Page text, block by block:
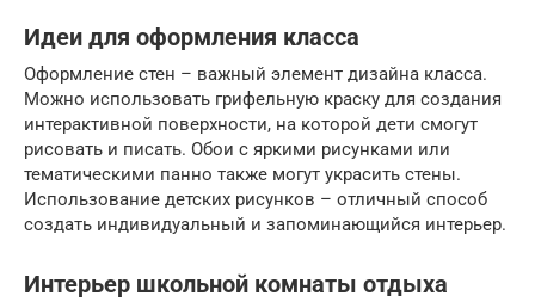
Идеи для оформления класса
Оформление стен – важный элемент дизайна класса.
Можно использовать грифельную краску для создания
интерактивной поверхности, на которой дети смогут
рисовать и писать. Обои с яркими рисунками или
тематическими панно также могут украсить стены.
Использование детских рисунков – отличный способ
создать индивидуальный и запоминающийся интерьер.
Интерьер школьной комнаты отдыха